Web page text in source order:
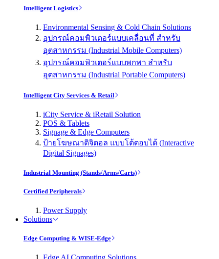
Intelligent Logistics
Environmental Sensing & Cold Chain Solutions
อุปกรณ์คอมพิวเตอร์แบบเคลื่อนที่ สำหรับ
อุตสาหกรรม (Industrial Mobile Computers)
อุปกรณ์คอมพิวเตอร์แบบพกพา สำหรับ
อุตสาหกรรม (Industrial Portable Computers)
Intelligent City Services & Retail
iCity Service & iRetail Solution
POS & Tablets
Signage & Edge Computers
ป้ายโฆษณาดิจิตอล แบบโต้ตอบได้ (Interactive
Digital Signages)
Industrial Mounting (Stands/Arms/Carts)
Certified Peripherals
Power Supply
Solutions
Edge Computing & WISE-Edge